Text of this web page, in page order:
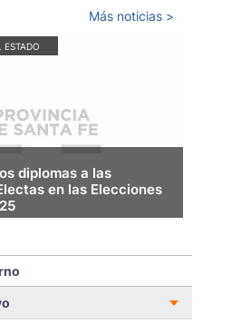
Más noticias >
ESTADO
diplomas a las
en las Elecciones
diplomas a las autoridades
Generales 2025. La
a cabo a las 9:30, en el
Casa España ubicado en la
LEER MÁS >